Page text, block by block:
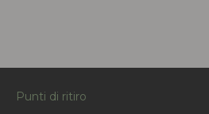
Punti di ritiro